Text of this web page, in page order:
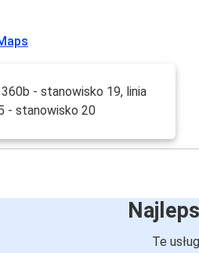
- stanowisko 19, linia
- stanowisko 20
Te